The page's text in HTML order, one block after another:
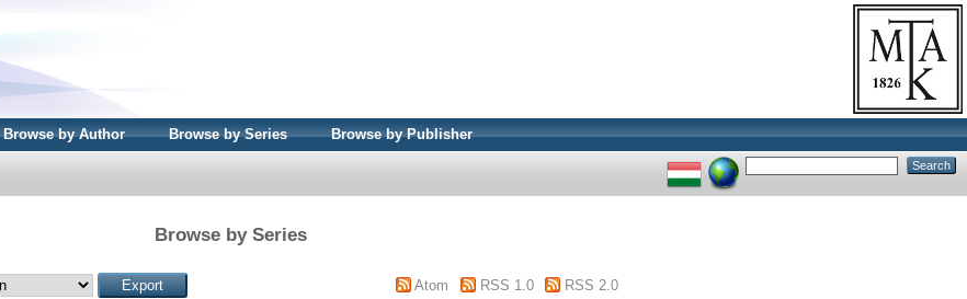
Browse by Author Browse by Series Browse by Publisher
Browse by Series
Atom RSS 1.0 RSS 2.0